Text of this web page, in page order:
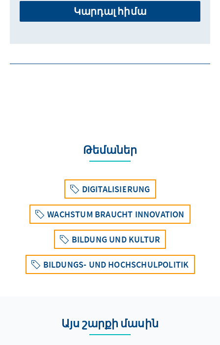
Կարդալ հիմա
Թեմաներ
DIGITALISIERUNG
WACHSTUM BRAUCHT INNOVATION
BILDUNG UND KULTUR
BILDUNGS- UND HOCHSCHULPOLITIK
Այս շարքի մասին